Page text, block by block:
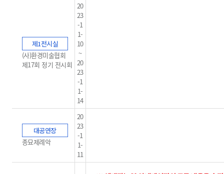
제1전시실
(사)환경미술협회
제17회 정기 전시회
20
23
-1
1-
10
~
20
23
-1
1-
14
대공연장
종묘제례악
20
23
-1
1-
11